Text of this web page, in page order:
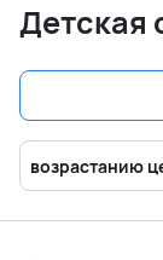
Детская
возрастанию